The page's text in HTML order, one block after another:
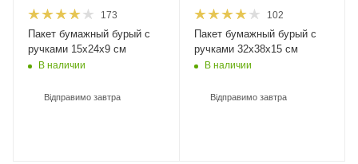
173
Пакет бумажный бурый с
ручками 15х24х9 см
В наличии
Відправимо завтра
102
Пакет бумажный бурый с
ручками 32х38х15 см
В наличии
Відправимо завтра